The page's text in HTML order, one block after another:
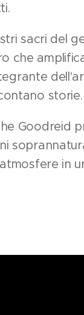
sacri del
che
storie.
Goodreid
in